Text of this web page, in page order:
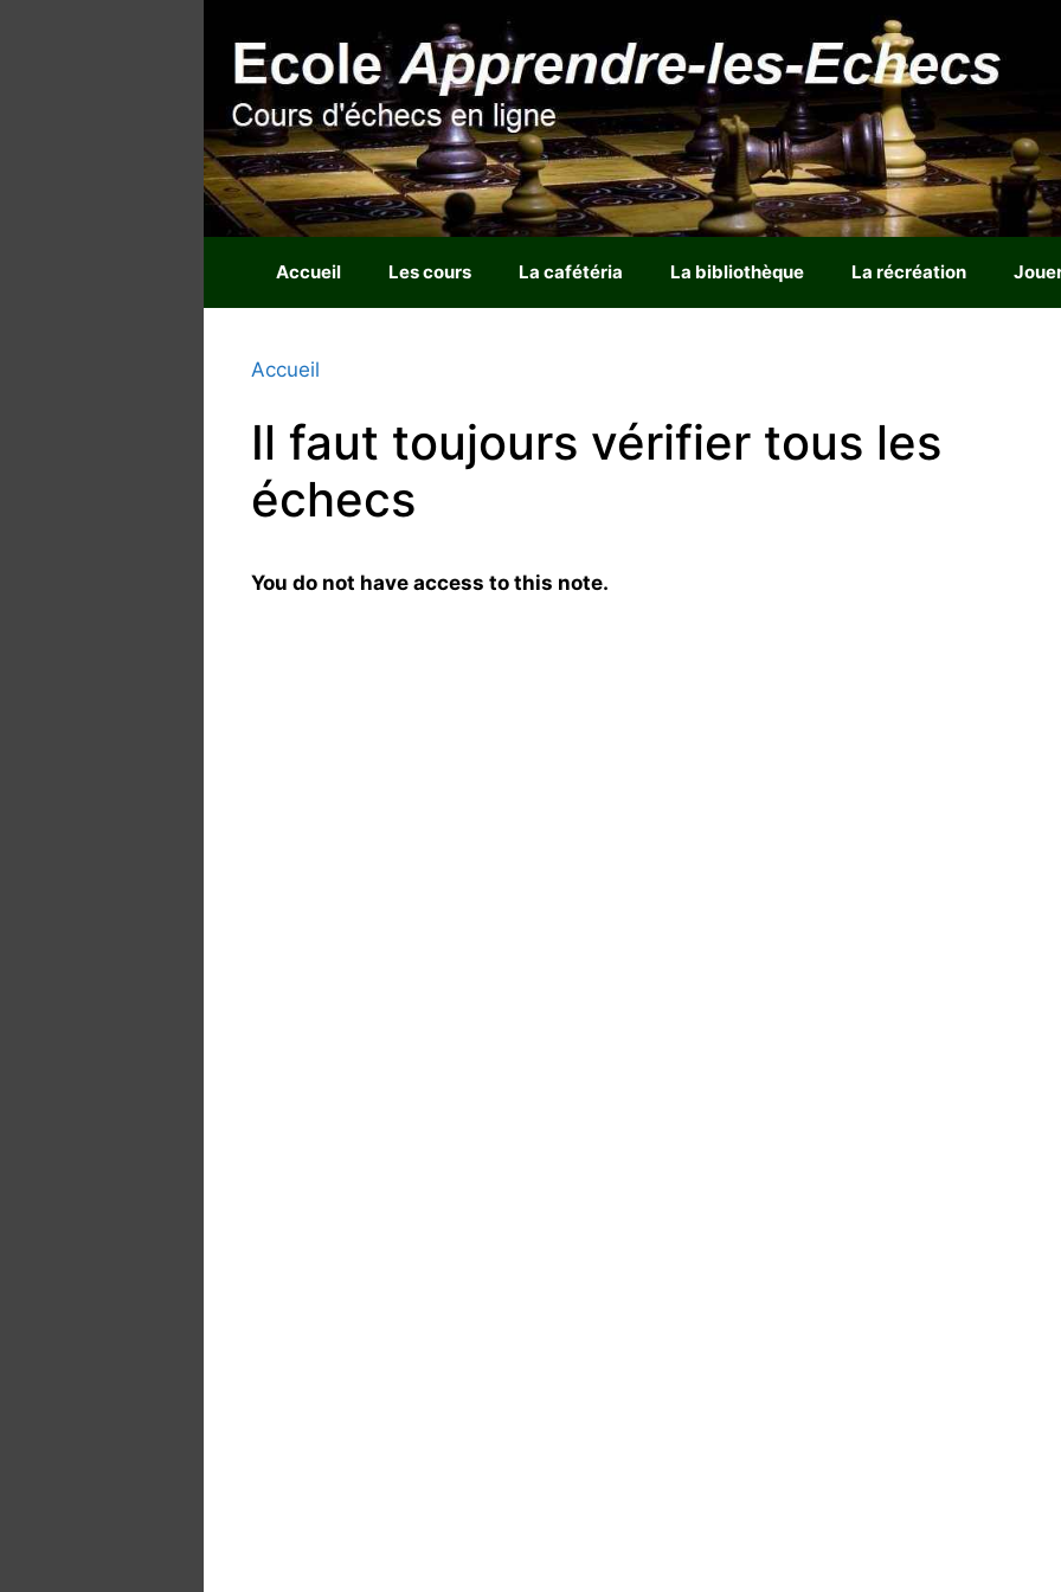
Accueil Les cours La cafétéria La bibliothèque La récréation
Accueil
Il faut toujours vérifier tous les
échecs
You do not have access to this note.